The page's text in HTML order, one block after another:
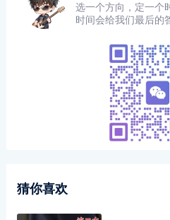
选一个方向，定一个
时间会给我们最后的
猜你喜欢